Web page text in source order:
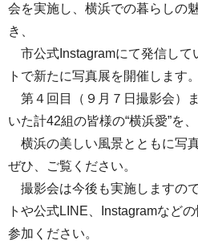
会を実施し、横浜での暮らしの
き、
市公式Instagramにて発信して
トで新たに写真展を開催します。
第４回目（９月７日撮影会）
いた計42組の皆様の“横浜愛”を、
横浜の美しい風景とともに写
ぜひ、ご覧ください。
撮影会は今後も実施しますの
トや公式LINE、Instagramなど
参加ください。